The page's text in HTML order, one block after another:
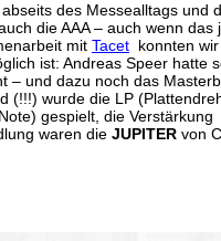
des Messealltags
die AAA – auch wenn
mit Tacet konnten
ist: Andreas Speer hatte
– und dazu noch das
(!!!) wurde die LP
gespielt, die
waren die JUPITER von